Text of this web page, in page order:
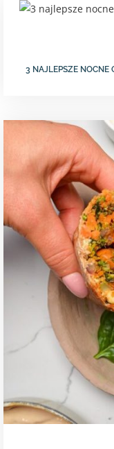
3 NAJLEPSZE NOCNE